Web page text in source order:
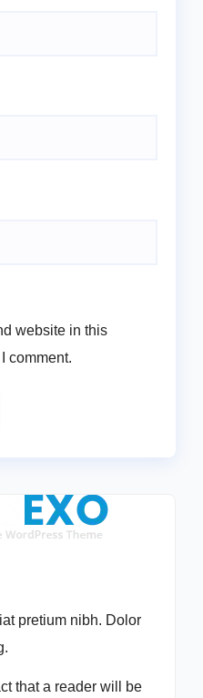
website in this
comment.
pretium nibh. Dolor
that a reader will be